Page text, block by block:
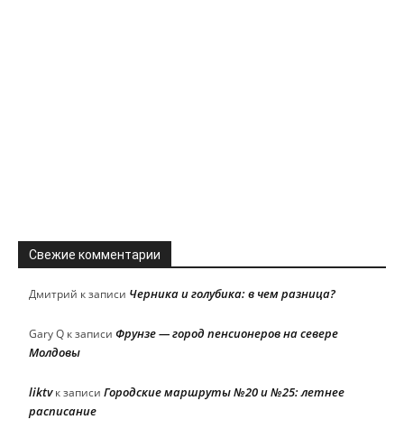
Свежие комментарии
Дмитрий к записи Черника и голубика: в чем разница?
Gary Q к записи Фрунзе — город пенсионеров на севере
Молдовы
liktvк записи Городские маршруты №20 и №25: летнее
расписание